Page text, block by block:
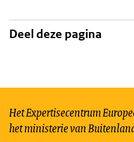
Deel deze pagina
Het Expertisecentrum
het ministerie van